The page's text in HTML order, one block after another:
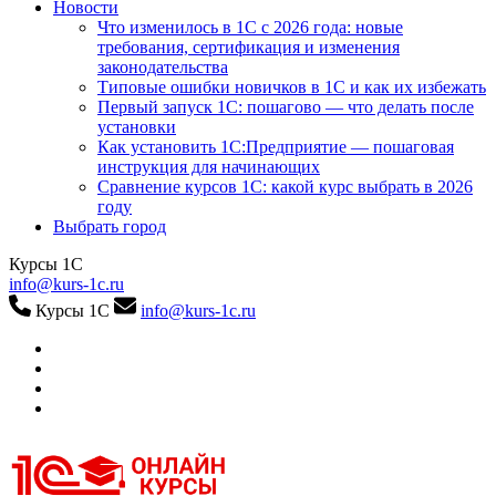
Новости
Что изменилось в 1С с 2026 года: новые
требования, сертификация и изменения
законодательства
Типовые ошибки новичков в 1С и как их избежать
Первый запуск 1С: пошагово — что делать после
установки
Как установить 1С:Предприятие — пошаговая
инструкция для начинающих
Сравнение курсов 1С: какой курс выбрать в 2026
году
Выбрать город
Курсы 1С
info@kurs-1c.ru
Курсы 1С
info@kurs-1c.ru